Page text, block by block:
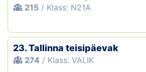
215 / Klass: N21A
23. Tallinna teisipäevak
274 / Klass: VALIK